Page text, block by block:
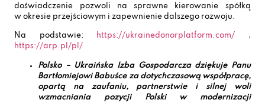
doświadczenie pozwoli na sprawne kierowanie spółką
w okresie przejściowym i zapewnienie dalszego rozwoju.
Na podstawie: https://ukrainedonorplatform.com/ ,
https://arp.pl/pl/
Polsko – Ukraińska Izba Gospodarcza dziękuje Panu
Bartłomiejowi Babuśce za dotychczasową współpracę,
opartą na zaufaniu, partnerstwie i silnej woli
wzmacniania pozycji Polski w modernizacji